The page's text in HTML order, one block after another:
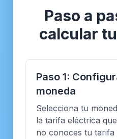
Paso a
calcular
Paso 1:
moneda
Selecciona tu
la tarifa eléctrica
no conoces tu tarifa